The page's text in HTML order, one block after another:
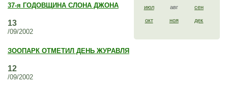
июл авг сен
окт ноя дек
37-я ГОДОВЩИНА СЛОНА ДЖОНА
13
/09/2002
ЗООПАРК ОТМЕТИЛ ДЕНЬ ЖУРАВЛЯ
12
/09/2002